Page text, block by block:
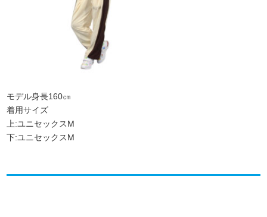
モデル身長160㎝
着用サイズ
上:ユニセックスM
下:ユニセックスM